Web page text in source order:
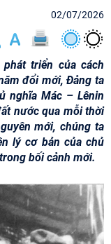
02/07/2026
triển của cách
đổi mới, Đảng ta
nghĩa Mác – Lênin
nước qua mỗi thời
mới, chúng ta
lý cơ bản của chủ
bối cảnh mới.